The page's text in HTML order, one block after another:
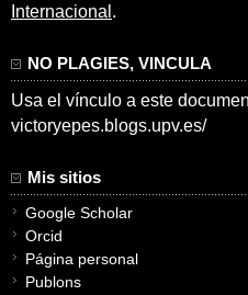
Internacional .
NO PLAGIES, VINCULA
Usa el vínculo a este
victoryepes.blogs.upv.es/
Mis sitios
Google Scholar
Orcid
Página personal
Publons